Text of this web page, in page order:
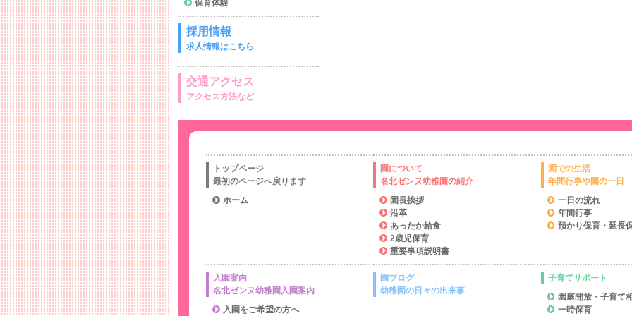
保育体験
採用情報
求人情報はこちら
交通アクセス
アクセス方法など
トップページ
最初のページへ戻ります
ホーム
園について
名北ゼンヌ幼稚園の紹介
園長挨拶
沿革
あったか給食
2歳児保育
重要事項説明書
園での生活
年間行事や園の一日
一日の流れ
年間行事
預かり保育・延長
入園案内
名北ゼンヌ幼稚園入園案内
入園をご希望の方へ
園ブログ
幼稚園の日々の出来事
子育てサポート
園庭開放・子育て
一時保育